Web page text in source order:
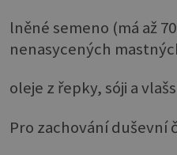
lněné semeno (má až
nenasycených
oleje z řepky, sóji a
Pro zachování duševní